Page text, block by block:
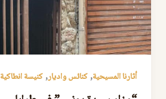
أثارنا المسيحية,كنائس واديار,كنيسة انطاكية